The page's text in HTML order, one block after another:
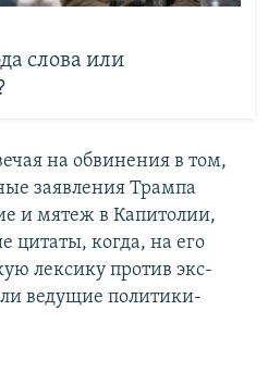
слова или
на обвинения в том,
заявления Трампа
и мятеж в Капитолии,
цитаты, когда, на его
лексику против экс-
ведущие политики-